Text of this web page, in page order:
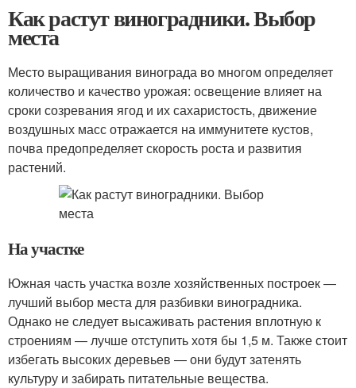
Как растут виноградники. Выбор
места
Место выращивания винограда во многом определяет
количество и качество урожая: освещение влияет на
сроки созревания ягод и их сахаристость, движение
воздушных масс отражается на иммунитете кустов,
почва предопределяет скорость роста и развития
растений.
На участке
Южная часть участка возле хозяйственных построек ―
лучший выбор места для разбивки виноградника.
Однако не следует высаживать растения вплотную к
строениям ― лучше отступить хотя бы 1,5 м. Также стоит
избегать высоких деревьев ― они будут затенять
культуру и забирать питательные вещества.